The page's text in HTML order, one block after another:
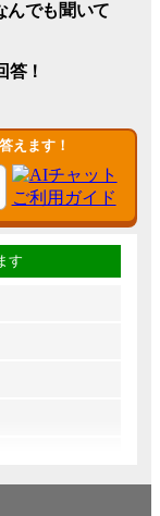
んでも聞いて
答！
えます！